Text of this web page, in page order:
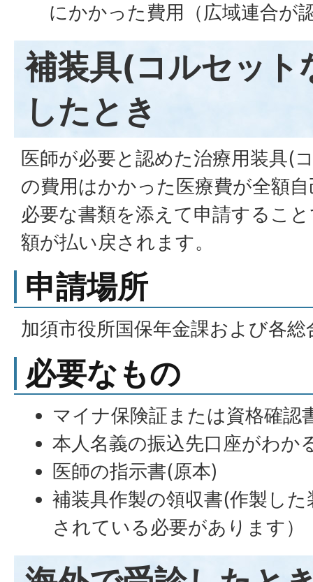
にかかった費用（広域連合が
補装具(コルセット
したとき
医師が必要と認めた治療用装具(
の費用はかかった医療費が全額
必要な書類を添えて申請するこ
額が払い戻されます。
申請場所
加須市役所国保年金課および各
必要なもの
マイナ保険証または資格確認
本人名義の振込先口座がわか
医師の指示書(原本)
補装具作製の領収書(作製し
されている必要があります）